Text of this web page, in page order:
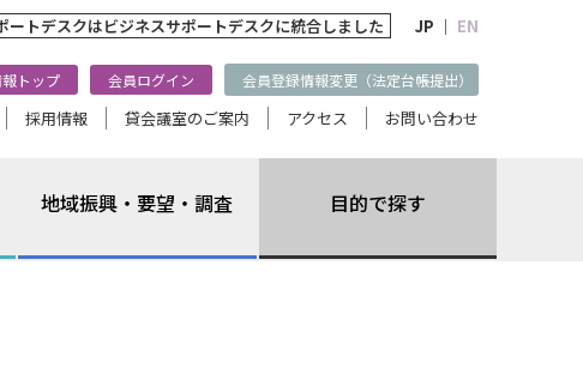
ートデスクはビジネスサポートデスクに統合しました JP ｜ EN
トップ 会員ログイン 会員登録情報変更（法定台帳提出）
採用情報 貸会議室のご案内 アクセス お問い合わせ
地域振興・要望・調査 目的で探す